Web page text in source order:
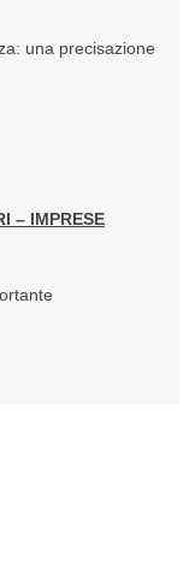
una precisazione
– IMPRESE